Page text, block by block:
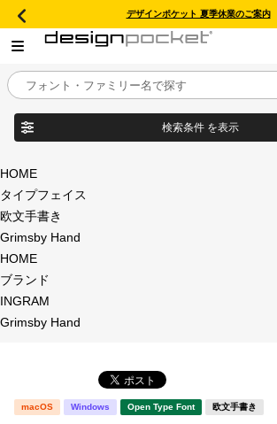
デザインポケット 夏季休業のご案内
目的別フォントガイド
特集
おすすめ
年間ライセンス商品
新着一覧
検索条件 を表示
商品名
タイプフェイス
明朝体
角
HOME
タイプフェイス
欧文手書き
Grimsby Hand
HOME
ブランド
INGRAM
Grimsby Hand
macOS Windows Open Type Font 欧文手書き